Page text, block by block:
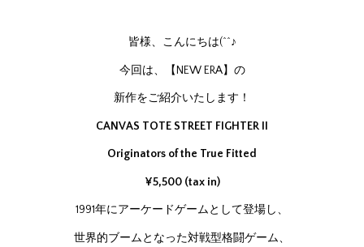
皆様、こんにちは(^^♪
今回は、【NEW ERA】の
新作をご紹介いたします！
CANVAS TOTE STREET FIGHTER II
Originators of the True Fitted
¥5,500 (tax in)
1991年にアーケードゲームとして登場し、
世界的ブームとなった対戦型格闘ゲーム、